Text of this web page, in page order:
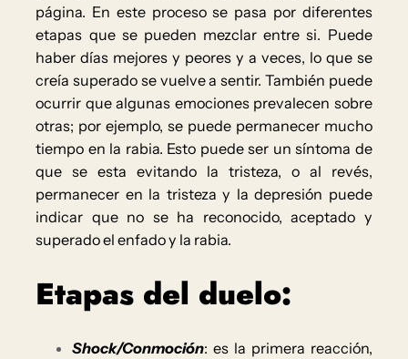
página. En este proceso se pasa por diferentes
etapas que se pueden mezclar entre si. Puede
haber días mejores y peores y a veces, lo que se
creía superado se vuelve a sentir. También puede
ocurrir que algunas emociones prevalecen sobre
otras; por ejemplo, se puede permanecer mucho
tiempo en la rabia. Esto puede ser un síntoma de
que se esta evitando la tristeza, o al revés,
permanecer en la tristeza y la depresión puede
indicar que no se ha reconocido, aceptado y
superado el enfado y la rabia.
Etapas del duelo:
Shock/Conmoción: es la primera reacción,